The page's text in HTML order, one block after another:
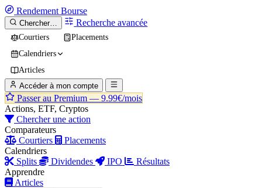
Rendement Bourse
Chercher… Recherche avancée
Courtiers
Placements
Calendriers
Articles
Accéder à mon compte
Passer au Premium — 9.99€/mois
Actions, ETF, Cryptos
Chercher une action
Comparateurs
Courtiers
Placements
Calendriers
Splits
Dividendes IPO
Résultats
Apprendre
Articles